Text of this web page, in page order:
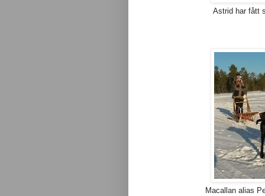
Astrid har fått
Macallan alias